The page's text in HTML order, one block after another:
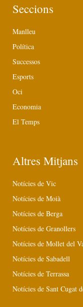
Seccions
Manlleu
Política
Successos
Esports
Oci
Economia
El Temps
Altres Mitjans
Notícies de Vic
Notícies de Moià
Notícies de Berga
Notícies de Granollers
Notícies de Mollet del
Notícies de Sabadell
Notícies de Terrassa
Notícies de Sant Cugat